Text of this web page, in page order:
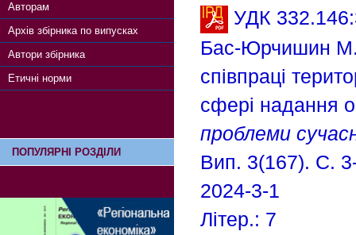
Авторам
Архів збірника по випусках
Автори збірника
Етичні норми
ПОПУЛЯРНІ РОЗДІЛИ
УДК
Бас-Юрчишин М.
співпраці
сфері надання
проблеми
Вип. 3(167). С.
2024-3-1
Літер.: 7